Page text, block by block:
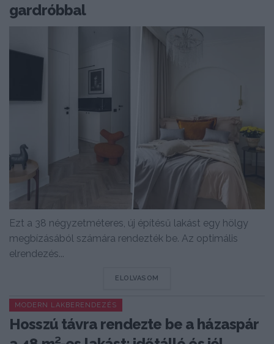
gardróbbal
Ezt a 38 négyzetméteres, új építésű lakást egy hölgy
megbízásából számára rendezték be. Az optimális
elrendezés...
ELOLVASOM
MODERN LAKBERENDEZÉS
Hosszú távra rendezte be a házaspár